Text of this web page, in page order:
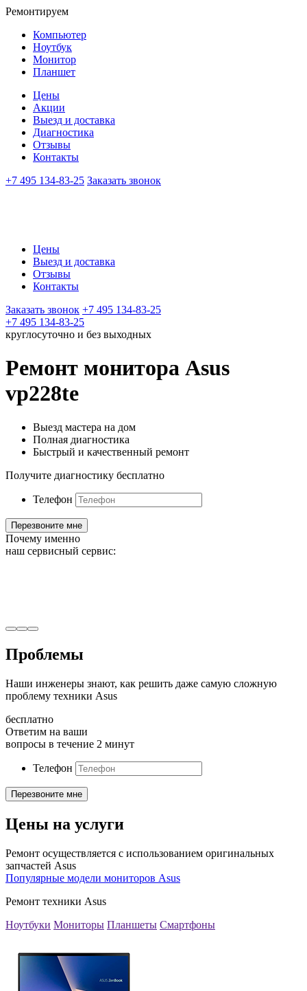
Ремонтируем
Компьютер
Ноутбук
Монитор
Планшет
Цены
Акции
Выезд и доставка
Диагностика
Отзывы
Контакты
+7 495 134-83-25 Заказать звонок
Цены
Выезд и доставка
Отзывы
Контакты
Заказать звонок +7 495 134-83-25
+7 495 134-83-25
круглосуточно и без выходных
Ремонт монитора Asus
vp228te
Выезд мастера на дом
Полная диагностика
Быстрый и качественный ремонт
Получите диагностику бесплатно
Телефон
Почему именно
наш сервисный сервис:
Проблемы
Наши инженеры знают, как решить даже самую сложную
проблему техники Asus
бесплатно
Ответим на ваши
вопросы в течение 2 минут
Телефон
Цены на услуги
Ремонт осуществляется с использованием оригинальных
запчастей Asus
Популярные модели мониторов Asus
Ремонт техники Asus
Ноутбуки Мониторы Планшеты Смартфоны